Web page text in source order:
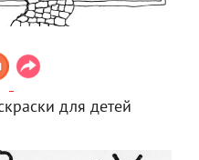
для детей